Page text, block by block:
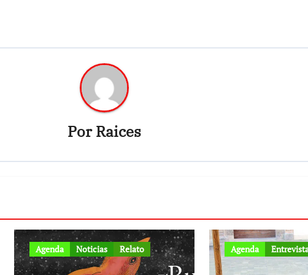
PorRaices
Agenda Noticias Relato Agenda